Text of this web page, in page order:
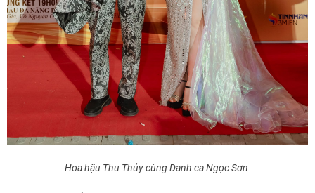
Hoa hậu Thu Thủy cùng Danh ca Ngọc Sơn